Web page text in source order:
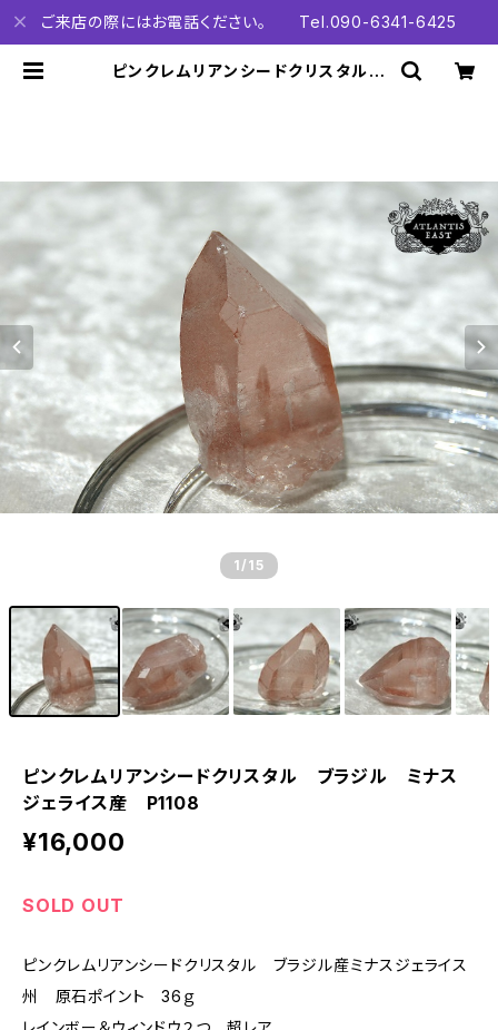
ご来店の際にはお電話ください。 Tel.090-6341-6425
ピンクレムリアンシードクリスタル
1 /15
ピンクレムリアンシードクリスタル ブラジル ミナス
ジェライス産 P1108
¥16,000
SOLD OUT
ピンクレムリアンシードクリスタル ブラジル産ミナスジェライス
州 原石ポイント 36ｇ